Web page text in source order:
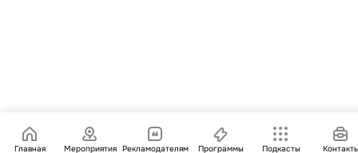
Главная Мероприятия Рекламодателям Программы Подкасты